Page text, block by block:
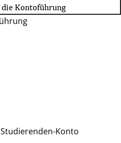
Kontoführung
Konto